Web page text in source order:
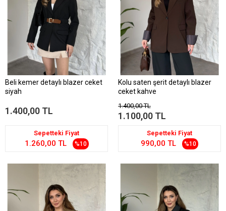
Beli kemer detaylı blazer ceket
siyah
1.400,00 TL
Sepetteki Fiyat
1.260,00 TL %10
Kolu saten şerit detaylı blazer
ceket kahve
1.400,00 TL
1.100,00 TL
Sepetteki Fiyat
990,00 TL %10